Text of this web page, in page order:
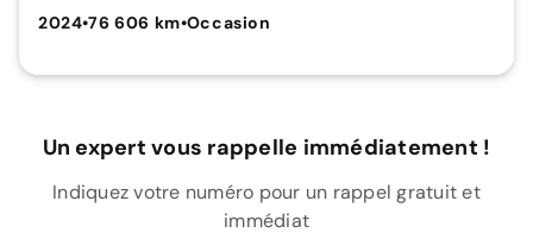
2024•76 606 km•Occasion
Un expert vous rappelle immédiatement !
Indiquez votre numéro pour un rappel gratuit et
immédiat